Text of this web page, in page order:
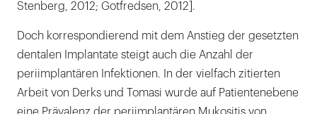
Stenberg, 2012; Gotfredsen, 2012].
Doch korrespondierend mit dem Anstieg der gesetzten
dentalen Implantate steigt auch die Anzahl der
periimplantären Infektionen. In der vielfach zitierten
Arbeit von Derks und Tomasi wurde auf Patientenebene